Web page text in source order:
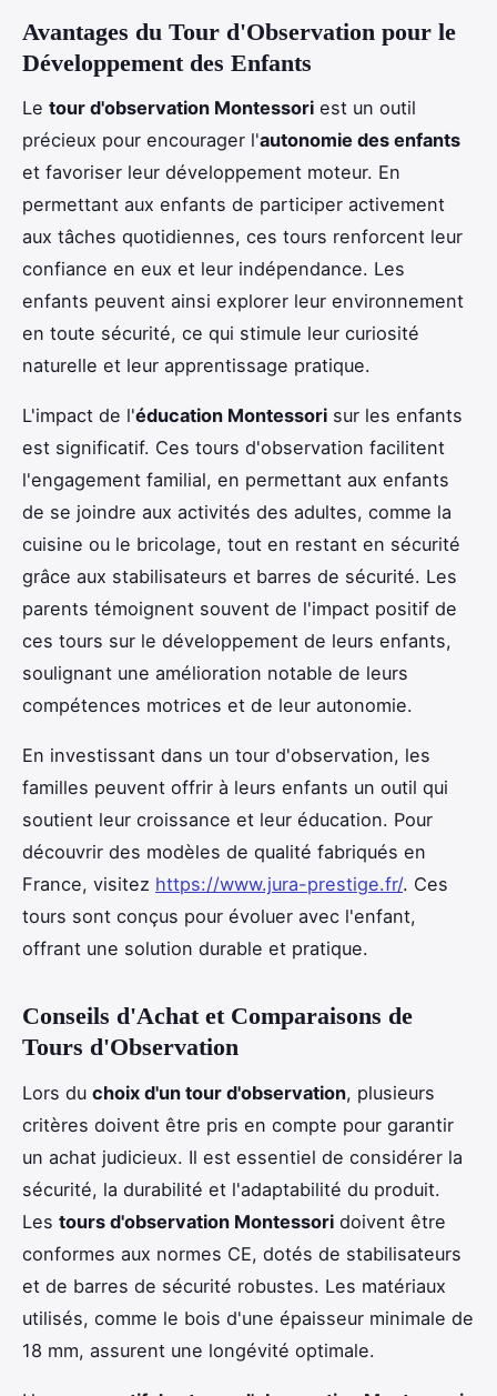
Avantages du Tour d'Observation pour le
Développement des Enfants
Le tour d'observation Montessori est un outil
précieux pour encourager l'autonomie des enfants
et favoriser leur développement moteur. En
permettant aux enfants de participer activement
aux tâches quotidiennes, ces tours renforcent leur
confiance en eux et leur indépendance. Les
enfants peuvent ainsi explorer leur environnement
en toute sécurité, ce qui stimule leur curiosité
naturelle et leur apprentissage pratique.
L'impact de l'éducation Montessori sur les enfants
est significatif. Ces tours d'observation facilitent
l'engagement familial, en permettant aux enfants
de se joindre aux activités des adultes, comme la
cuisine ou le bricolage, tout en restant en sécurité
grâce aux stabilisateurs et barres de sécurité. Les
parents témoignent souvent de l'impact positif de
ces tours sur le développement de leurs enfants,
soulignant une amélioration notable de leurs
compétences motrices et de leur autonomie.
En investissant dans un tour d'observation, les
familles peuvent offrir à leurs enfants un outil qui
soutient leur croissance et leur éducation. Pour
découvrir des modèles de qualité fabriqués en
France, visitez https://www.jura-prestige.fr/. Ces
tours sont conçus pour évoluer avec l'enfant,
offrant une solution durable et pratique.
Conseils d'Achat et Comparaisons de
Tours d'Observation
Lors du choix d'un tour d'observation, plusieurs
critères doivent être pris en compte pour garantir
un achat judicieux. Il est essentiel de considérer la
sécurité, la durabilité et l'adaptabilité du produit.
Les tours d'observation Montessori doivent être
conformes aux normes CE, dotés de stabilisateurs
et de barres de sécurité robustes. Les matériaux
utilisés, comme le bois d'une épaisseur minimale de
18 mm, assurent une longévité optimale.